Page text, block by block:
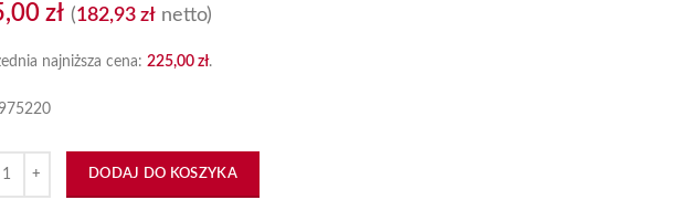
zł (182,93 zł netto)
najniższa cena: 225,00 zł.
DODAJ DO KOSZYKA